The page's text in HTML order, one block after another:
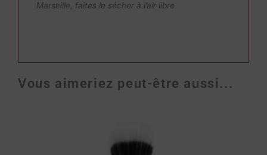
Marseille, faites le sécher à l’air libre.
Vous aimeriez peut-être aussi...